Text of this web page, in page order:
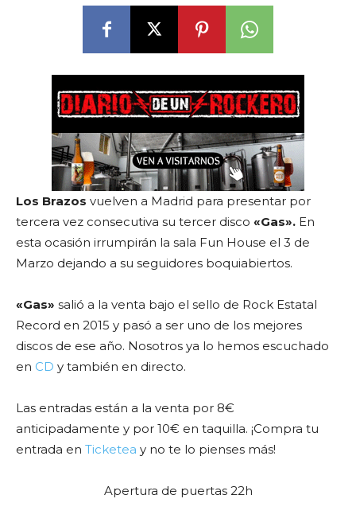
Los Brazos vuelven a Madrid para presentar por
tercera vez consecutiva su tercer disco «Gas». En
esta ocasión irrumpirán la sala Fun House el 3 de
Marzo dejando a su seguidores boquiabiertos.
«Gas» salió a la venta bajo el sello de Rock Estatal
Record en 2015 y pasó a ser uno de los mejores
discos de ese año. Nosotros ya lo hemos escuchado
en CD y también en directo.
Las entradas están a la venta por 8€
anticipadamente y por 10€ en taquilla. ¡Compra tu
entrada en Ticketea y no te lo pienses más!
Apertura de puertas 22h